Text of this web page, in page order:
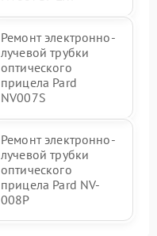
Ремонт электронно-
лучевой трубки
оптического
прицела Pard
NV007S
Ремонт электронно-
лучевой трубки
оптического
прицела Pard NV-
008P